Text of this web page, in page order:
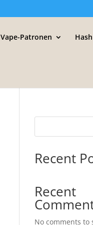
Vape-Patronen Hash
Recent
Recent
No comments to